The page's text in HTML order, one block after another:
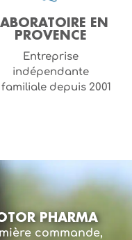
EN
PROVENCE
Entreprise
indépendante
depuis 2001
PHARMA
commande,